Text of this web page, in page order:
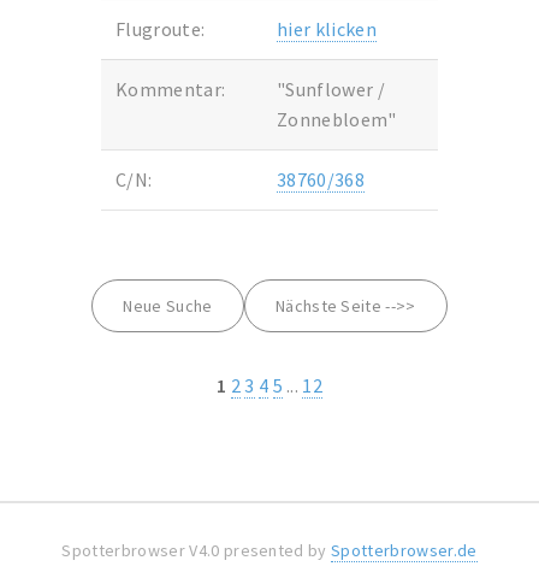
Flugroute: hier klicken
Kommentar:
"Sunflower /
Zonnebloem"
C/N: 38760/368
Neue Suche Nächste Seite -->>
1 2 3 4 5 ... 12
Spotterbrowser V4.0 presented bySpotterbrowser.de